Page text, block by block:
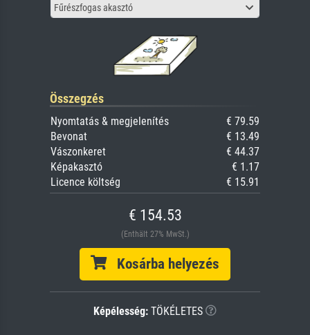
Fűrészfogas akasztó
Összegzés
Nyomtatás & megjelenítés
€ 79.59
Bevonat
€ 13.49
Vászonkeret
€ 44.37
Képakasztó
€ 1.17
Licence költség
€ 15.91
€ 154.53
(Enthält 27% MwSt.)
Kosárba helyezés
Képélesség: TÖKÉLETES